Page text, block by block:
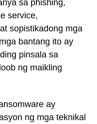
sa phishing,
service,
sopistikadong mga
bantang ito ay
pinsala sa
ng maikling
ay
ng mga teknikal